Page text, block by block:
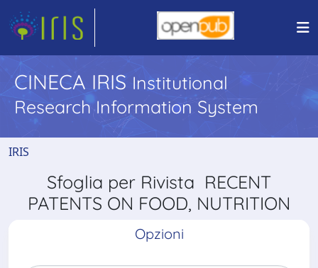
CINECA IRIS Institutional
Research Information System
IRIS
Sfoglia per Rivista RECENT
PATENTS ON FOOD, NUTRITION
Opzioni